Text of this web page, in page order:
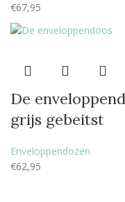
€67,95
De
grijs gebeitst
Enveloppendozen
€62,95